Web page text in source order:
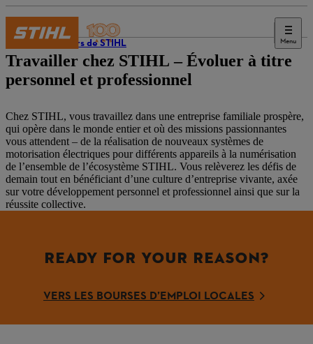
Menu
L’univers de STIHL
Travailler chez STIHL – Évoluer à titre
personnel et professionnel
Chez STIHL, vous travaillez dans une entreprise familiale prospère,
qui opère dans le monde entier et où des missions passionnantes
vous attendent – de la réalisation de nouveaux systèmes de
motorisation électriques pour différents appareils à la numérisation
de l’ensemble de l’écosystème STIHL. Vous relèverez les défis de
demain tout en bénéficiant d’une culture d’entreprise vivante, axée
sur votre développement personnel et professionnel ainsi que sur la
réussite collective.
READY FOR YOUR REASON?
VERS LES BOURSES D’EMPLOI LOCALES